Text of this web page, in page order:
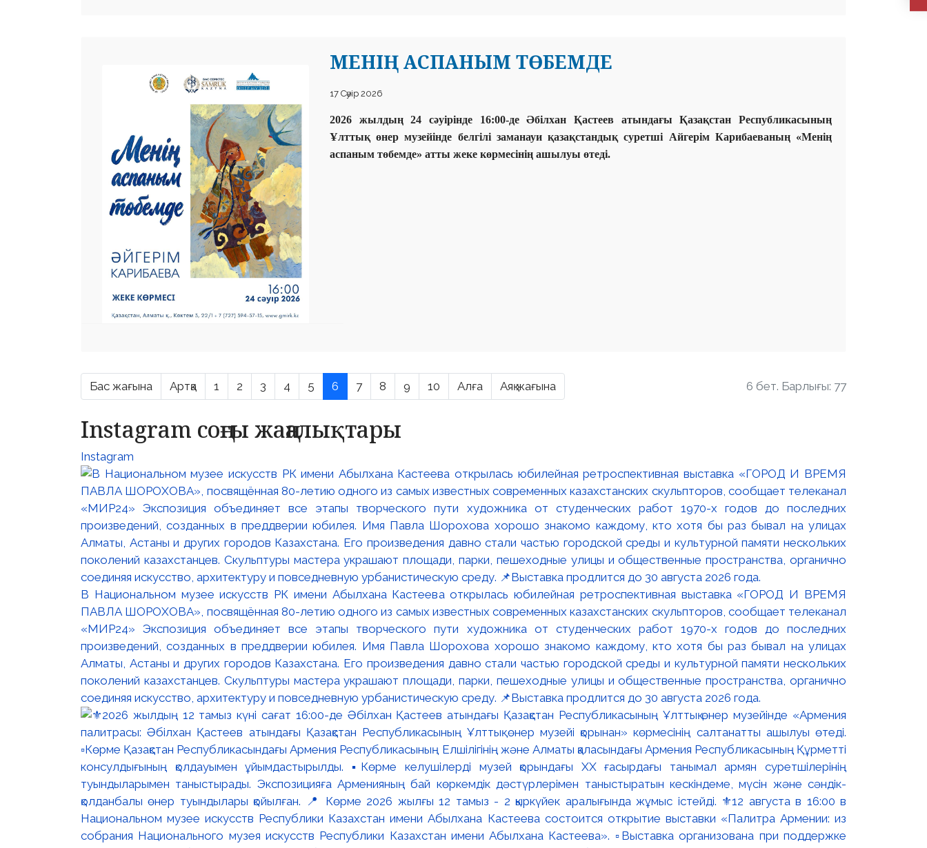
МЕНІҢ АСПАНЫМ ТӨБЕМДЕ
17 Сәуір 2026
2026 жылдың 24 сәуірінде 16:00-де Әбілхан Қастеев атындағы Қазақстан Республикасының
Ұлттық өнер музейінде белгілі заманауи қазақстандық суретші Айгерім Карибаеваның «Менің
аспаным төбемде» атты жеке көрмесінің ашылуы өтеді.
Бас жағына Артқа 1 2 3 4 5 6 7 8 9 10 Алға Аяқ жағына 6 бет. Барлығы: 77
Instagram соңғы жаңалықтары
Instagram
В Национальном музее искусств РК имени Абылхана Кастеева открылась юбилейная ретроспективная выставка «ГОРОД И ВРЕМЯ
ПАВЛА ШОРОХОВА», посвящённая 80-летию одного из самых известных современных казахстанских скульпторов, сообщает телеканал
«МИР24» Экспозиция объединяет все этапы творческого пути художника от студенческих работ 1970-х годов до последних
произведений, созданных в преддверии юбилея. Имя Павла Шорохова хорошо знакомо каждому, кто хотя бы раз бывал на улицах
Алматы, Астаны и других городов Казахстана. Его произведения давно стали частью городской среды и культурной памяти нескольких
поколений казахстанцев. Скульптуры мастера украшают площади, парки, пешеходные улицы и общественные пространства, органично
соединяя искусство, архитектуру и повседневную урбанистическую среду. 📌Выставка продлится до 30 августа 2026 года.